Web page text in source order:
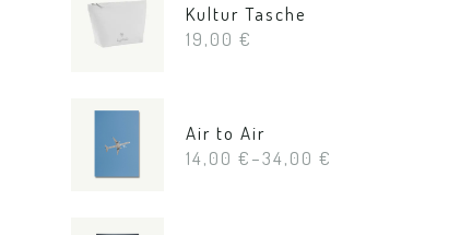
Kultur Tasche
19,00 €
Air to Air
14,00 €–34,00 €